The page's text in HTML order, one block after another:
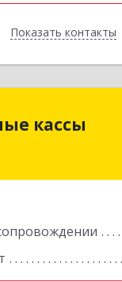
Показать контакты
Назад
кассы
край,